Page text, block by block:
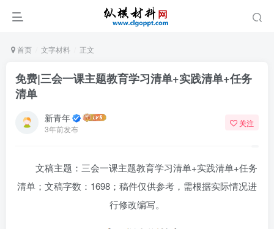
首页 文字材料 正文
免费|三会一课主题教育学习清单+实践清单+任务
清单
新青年
3年前发布
关注
文稿主题：三会一课主题教育学习清单+实践清单+任务
清单；文稿字数：1698；稿件仅供参考，需根据实际情况进
行修改编写。